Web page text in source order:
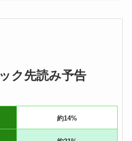
ク先読み予告
約14%